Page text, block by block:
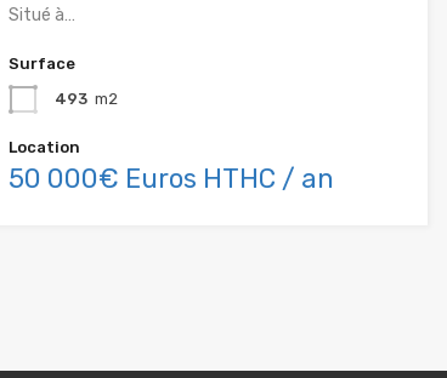
Situé à…
Surface
493 m2
Location
50 000€ Euros HTHC / an